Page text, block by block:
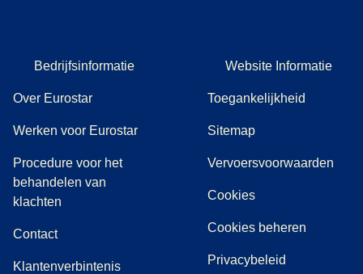
Bedrijfsinformatie
Over Eurostar
Werken voor Eurostar
Procedure voor het
behandelen van
klachten
Contact
Klantenverbintenis
Website Informatie
Toegankelijkheid
Sitemap
Vervoersvoorwaarden
Cookies
Cookies beheren
Privacybeleid